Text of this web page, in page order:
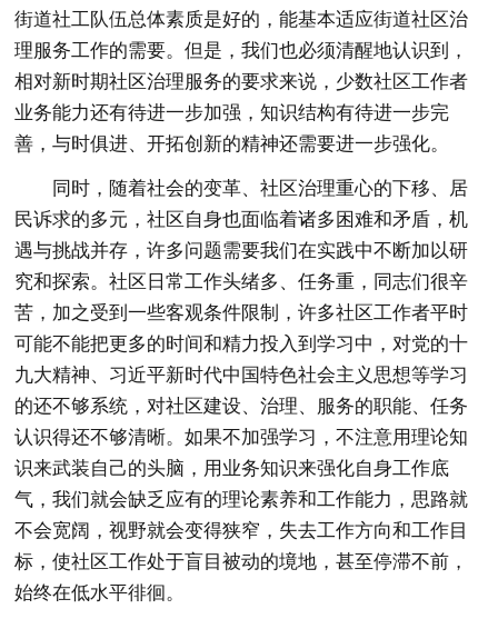
街道社工队伍总体素质是好的，能基本适应街道社区治
理服务工作的需要。但是，我们也必须清醒地认识到，
相对新时期社区治理服务的要求来说，少数社区工作者
业务能力还有待进一步加强，知识结构有待进一步完
善，与时俱进、开拓创新的精神还需要进一步强化。
同时，随着社会的变革、社区治理重心的下移、居
民诉求的多元，社区自身也面临着诸多困难和矛盾，机
遇与挑战并存，许多问题需要我们在实践中不断加以研
究和探索。社区日常工作头绪多、任务重，同志们很辛
苦，加之受到一些客观条件限制，许多社区工作者平时
可能不能把更多的时间和精力投入到学习中，对党的十
九大精神、习近平新时代中国特色社会主义思想等学习
的还不够系统，对社区建设、治理、服务的职能、任务
认识得还不够清晰。如果不加强学习，不注意用理论知
识来武装自己的头脑，用业务知识来强化自身工作底
气，我们就会缺乏应有的理论素养和工作能力，思路就
不会宽阔，视野就会变得狭窄，失去工作方向和工作目
标，使社区工作处于盲目被动的境地，甚至停滞不前，
始终在低水平徘徊。